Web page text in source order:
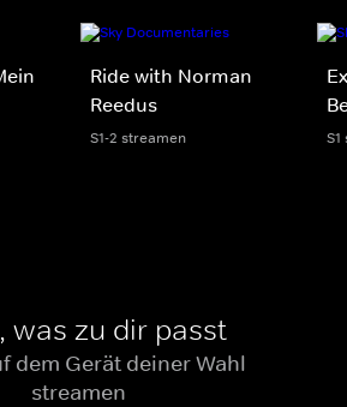
Ride with Norman
Reedus
S1-2 streamen
was zu dir passt
dem Gerät deiner Wahl
streamen